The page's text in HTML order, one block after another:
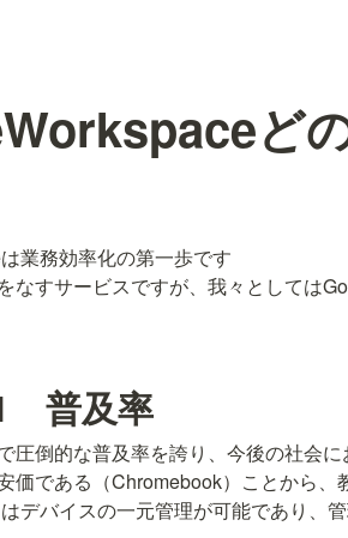
ど
業務効率化の第一歩です
なすサービスですが、我々としては
普及率
圧倒的な普及率を誇り、今後の社会
価である（Chromebook）ことから
デバイスの一元管理が可能であり、